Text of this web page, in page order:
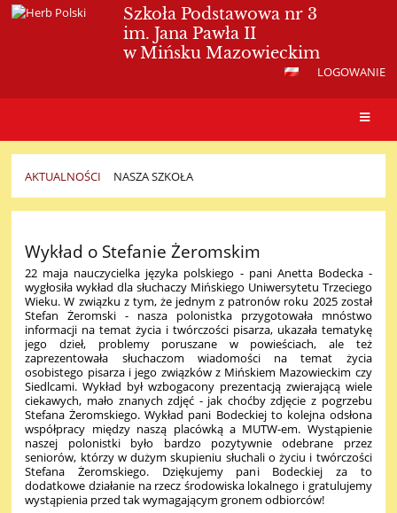
Szkoła Podstawowa nr 3
im. Jana Pawła II
w Mińsku Mazowieckim
LOGOWANIE
AKTUALNOŚCI NASZA SZKOŁA
szkoła
Wykład o Stefanie Żeromskim
22 maja nauczycielka języka polskiego - pani Anetta Bodecka -
wygłosiła wykład dla słuchaczy Mińskiego Uniwersytetu Trzeciego
Wieku. W związku z tym, że jednym z patronów roku 2025 został
Stefan Żeromski - nasza polonistka przygotowała mnóstwo
informacji na temat życia i twórczości pisarza, ukazała tematykę
jego dzieł, problemy poruszane w powieściach, ale też
zaprezentowała słuchaczom wiadomości na temat życia
osobistego pisarza i jego związków z Mińskiem Mazowieckim czy
Siedlcami. Wykład był wzbogacony prezentacją zwierającą wiele
ciekawych, mało znanych zdjęć - jak choćby zdjęcie z pogrzebu
Stefana Żeromskiego. Wykład pani Bodeckiej to kolejna odsłona
współpracy między naszą placówką a MUTW-em. Wystąpienie
naszej polonistki było bardzo pozytywnie odebrane przez
seniorów, którzy w dużym skupieniu słuchali o życiu i twórczości
Stefana Żeromskiego. Dziękujemy pani Bodeckiej za to
dodatkowe działanie na rzecz środowiska lokalnego i gratulujemy
wystąpienia przed tak wymagającym gronem odbiorców!